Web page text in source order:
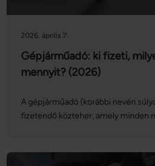
2026. április 7.
Gépjárműadó: ki fizeti,
mennyit? (2026)
A gépjárműadó (korábbi nevén
fizetendő közteher, amely minden